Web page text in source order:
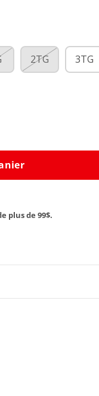
2TG 3TG
plus de 99$.